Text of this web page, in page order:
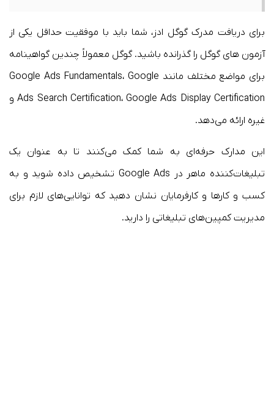
برای دریافت مدرک گوگل ادز، شما باید با موفقیت حداقل یکی از
آزمون های گوگل را گذرانده باشید. گوگل معمولاً چندین گواهینامه
برای مواضع مختلف مانند Google Ads Fundamentals، Google
Ads Search Certification، Google Ads Display Certification و
غیره ارائه می‌دهد.
این مدارک حرفه‌ای به شما کمک می‌کنند تا به عنوان یک
تبلیغات‌کننده ماهر در Google Ads تشخیص داده شوید و به
کسب و کارها و کارفرمایان نشان دهید که توانایی‌های لازم برای
مدیریت کمپین‌های تبلیغاتی را دارید.